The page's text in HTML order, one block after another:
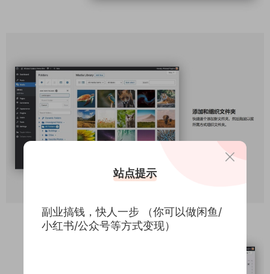
站点提示
副业搞钱，快人一步 （你可以做闲鱼/
小红书/公众号等方式变现）